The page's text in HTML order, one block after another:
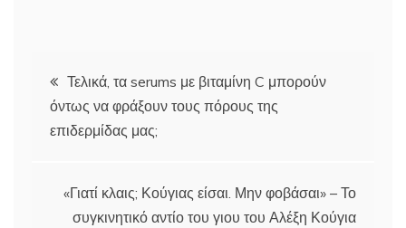
Πλοήγηση
άρθρων
Τελικά, τα serums με βιταμίνη C μπορούν
όντως να φράξουν τους πόρους της
επιδερμίδας μας;
«Γιατί κλαις; Κούγιας είσαι. Μην φοβάσαι» – Το
συγκινητικό αντίο του γιου του Αλέξη Κούγια